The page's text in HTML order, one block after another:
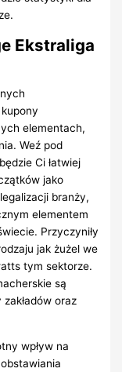
Ekstraliga
elementach,
Weź pod
Ci łatwiej
jako
branży,
elementem
Przyczyniły
jak żużel we
tym sektorze.
są
oraz
wpływ na